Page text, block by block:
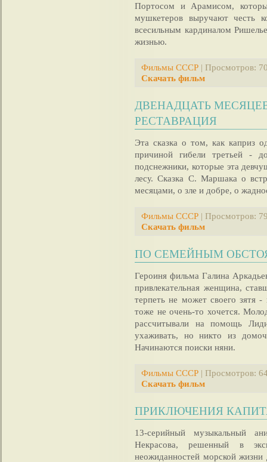
Портосом и Арамисом,
мушкетеров выручают честь
всесильным кардиналом
жизнью.
Фильмы СССР | Просмотров:
Скачать фильм
ДВЕНАДЦАТЬ МЕСЯЦЕВ
РЕСТАВРАЦИЯ
Эта сказка о том, как каприз
причиной гибели третьей -
подснежники, которые эта
лесу. Сказка С. Маршака о
месяцами, о зле и добре, о
Фильмы СССР | Просмотров:
Скачать фильм
ПО СЕМЕЙНЫМ
Героиня фильма Галина
привлекательная женщина,
терпеть не может своего зятя
тоже не очень-то хочется.
рассчитывали на помощь
ухаживать, но никто из
Начинаются поиски няни.
Фильмы СССР | Просмотров:
Скачать фильм
ПРИКЛЮЧЕНИЯ
13-серийный музыкальный
Некрасова, решенный в
неожиданностей морской